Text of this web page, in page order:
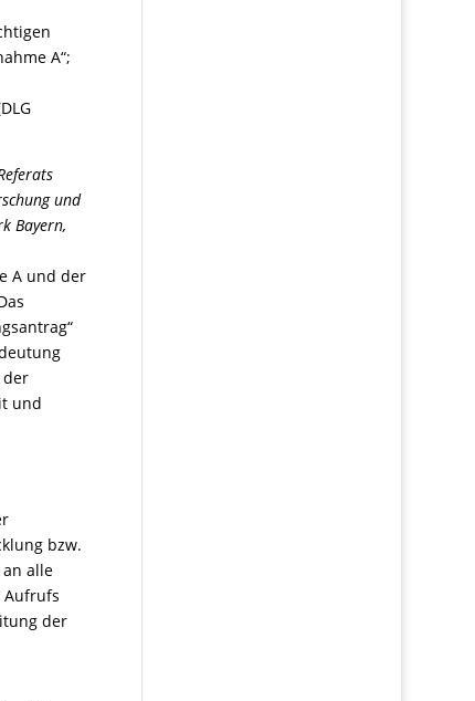
A“;
und
Bayern,
A und der
der
und
bzw.
alle
Aufrufs
der